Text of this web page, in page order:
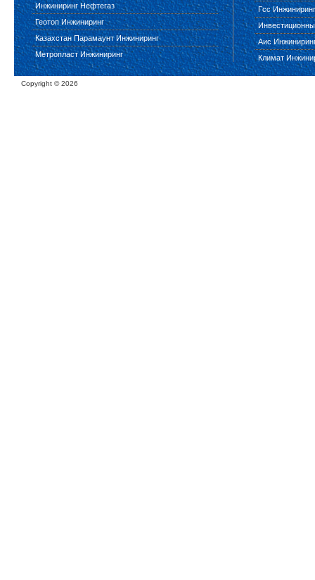
Инжиниринг Нефтегаз
Геотоп Инжиниринг
Казахстан Парамаунт Инжиниринг
Метропласт Инжиниринг
Гсс Инжиниринг
Аис
Климат
Copyright ©2026